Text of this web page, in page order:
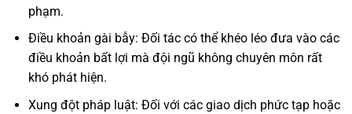
phạm.
Điều khoản gài bẫy: Đối tác có thể khéo léo đưa vào các
điều khoản bất lợi mà đội ngũ không chuyên môn rất
khó phát hiện.
Xung đột pháp luật: Đối với các giao dịch phức tạp hoặc